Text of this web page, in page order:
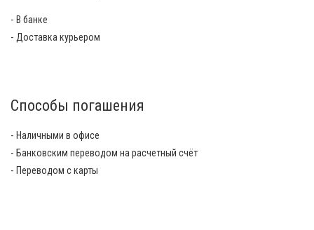
В банке
Доставка курьером
Способы погашения
Наличными в офисе
Банковским переводом на расчетный счёт
Переводом с карты